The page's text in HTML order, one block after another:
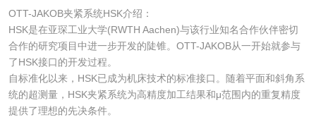
OTT-JAKOB夹紧系统HSK介绍：
HSK是在亚琛工业大学(RWTH Aachen)与该行业知名合作伙伴密切
合作的研究项目中进一步开发的陡锥。OTT-JAKOB从一开始就参与
了HSK接口的开发过程。
自标准化以来，HSK已成为机床技术的标准接口。随着平面和斜角系
统的超测量，HSK夹紧系统为高精度加工结果和μ范围内的重复精度
提供了理想的先决条件。